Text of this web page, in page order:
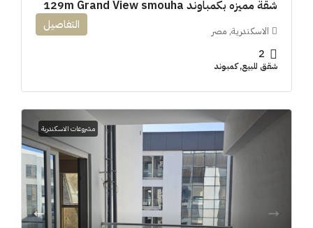
شقة مميزه بكمباوند 129m Grand View smouha
الاسكندرية, مصر
2
شقق للبيع, كمبوند
التفاصيل
مشروعات الاسكندرية